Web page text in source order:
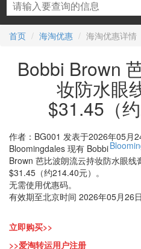
首页 海淘优惠 海淘优惠详情
Bobbi Brown
妆防水眼
$31.45（
作者：BG001 发表于2026年05月
Bloomingdales 现有 Bobbi
Brown 芭比波朗流云持妆防水眼
$31.45（约214.40元）。
无需使用优惠码。
有效期至北京时间 2026年05月26
立即购买>>
>>爱淘转运用户注册